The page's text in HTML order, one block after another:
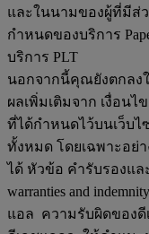
และในนามของผู้ที่มีส่
กำหนดของบริการ
บริการ PLT
นอกจากนี้คุณยังตกลงใ
ผลเพิ่มเติมจาก เงื่อน
ที่ได้กำหนดไว้บนเว็บ
ทั้งหมด โดยเฉพาะอย่
ได้ หัวข้อ คำรับรองแล
warranties and
แอล ความรับผิดของดี